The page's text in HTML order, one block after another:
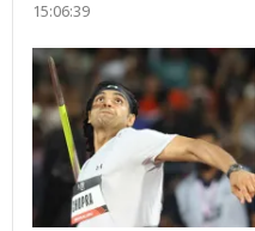
15:06:39